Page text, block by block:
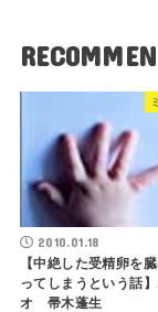
2010.01.18
【中絶した受精卵を
ってしまうという話
オ 帚木蓬生